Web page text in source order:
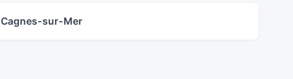
Cagnes-sur-Mer